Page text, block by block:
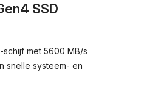
SSD
schijf met 5600 MB/s
snelle systeem- en